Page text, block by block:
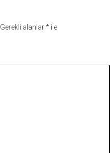
Gerekli alanlar* ile